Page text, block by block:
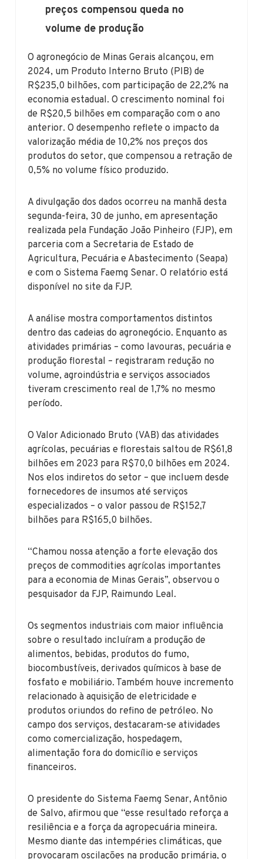
preços compensou queda no
volume de produção
O agronegócio de Minas Gerais alcançou, em
2024, um Produto Interno Bruto (PIB) de
R$235,0 bilhões, com participação de 22,2% na
economia estadual. O crescimento nominal foi
de R$20,5 bilhões em comparação com o ano
anterior. O desempenho reflete o impacto da
valorização média de 10,2% nos preços dos
produtos do setor, que compensou a retração de
0,5% no volume físico produzido.
A divulgação dos dados ocorreu na manhã desta
segunda-feira, 30 de junho, em apresentação
realizada pela Fundação João Pinheiro (FJP), em
parceria com a Secretaria de Estado de
Agricultura, Pecuária e Abastecimento (Seapa)
e com o Sistema Faemg Senar. O relatório está
disponível no site da FJP.
A análise mostra comportamentos distintos
dentro das cadeias do agronegócio. Enquanto as
atividades primárias – como lavouras, pecuária e
produção florestal – registraram redução no
volume, agroindústria e serviços associados
tiveram crescimento real de 1,7% no mesmo
período.
O Valor Adicionado Bruto (VAB) das atividades
agrícolas, pecuárias e florestais saltou de R$61,8
bilhões em 2023 para R$70,0 bilhões em 2024.
Nos elos indiretos do setor – que incluem desde
fornecedores de insumos até serviços
especializados – o valor passou de R$152,7
bilhões para R$165,0 bilhões.
“Chamou nossa atenção a forte elevação dos
preços de commodities agrícolas importantes
para a economia de Minas Gerais”, observou o
pesquisador da FJP, Raimundo Leal.
Os segmentos industriais com maior influência
sobre o resultado incluíram a produção de
alimentos, bebidas, produtos do fumo,
biocombustíveis, derivados químicos à base de
fosfato e mobiliário. Também houve incremento
relacionado à aquisição de eletricidade e
produtos oriundos do refino de petróleo. No
campo dos serviços, destacaram-se atividades
como comercialização, hospedagem,
alimentação fora do domicílio e serviços
financeiros.
O presidente do Sistema Faemg Senar, Antônio
de Salvo, afirmou que “esse resultado reforça a
resiliência e a força da agropecuária mineira.
Mesmo diante das intempéries climáticas, que
provocaram oscilações na produção primária, o